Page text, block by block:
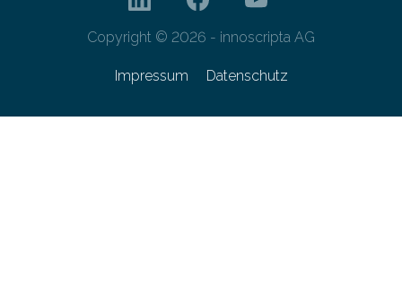
Copyright © 2026 - innoscripta AG
Impressum Datenschutz